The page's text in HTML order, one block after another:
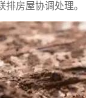
房屋协调处理。